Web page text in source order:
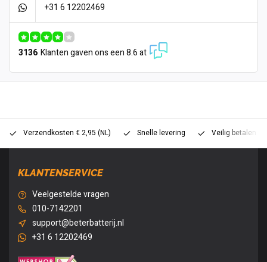
+31 6 12202469
3136 Klanten gaven ons een 8.6 at
Verzendkosten € 2,95 (NL) Snelle levering Veilig betalen
KLANTENSERVICE
Veelgestelde vragen
010-7142201
support@beterbatterij.nl
+31 6 12202469